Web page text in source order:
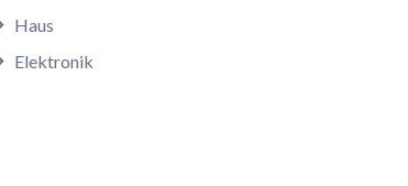
Haus
Elektronik